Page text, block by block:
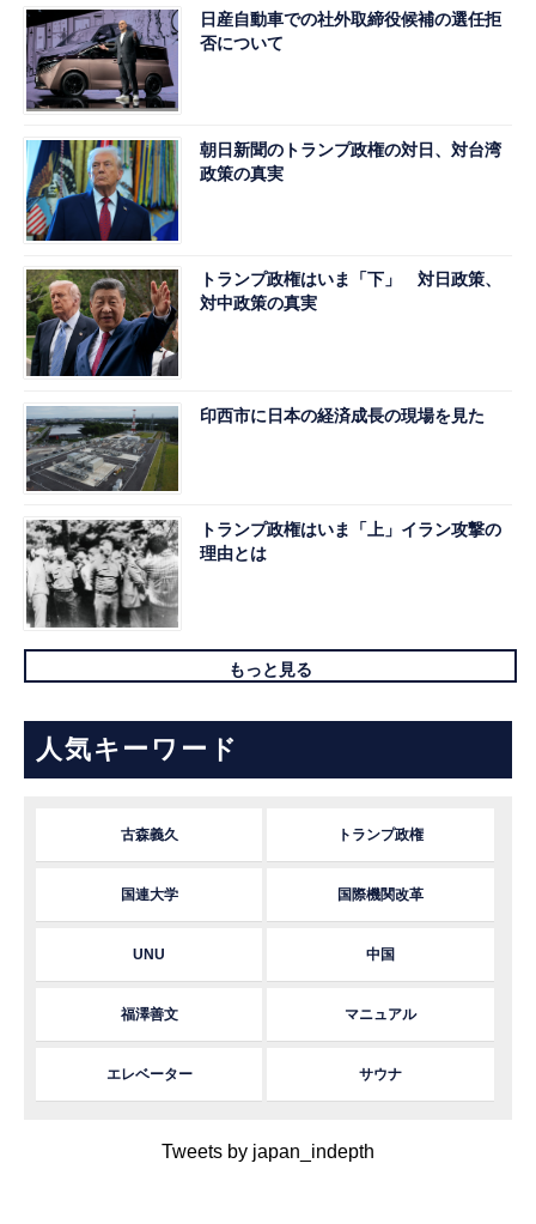
日産自動車での社外取締役候補の選任拒
否について
朝日新聞のトランプ政権の対日、対台湾
政策の真実
トランプ政権はいま「下」 対日政策、
対中政策の真実
印西市に日本の経済成長の現場を見た
トランプ政権はいま「上」イラン攻撃の
理由とは
もっと見る
人気キーワード
古森義久 トランプ政権
国連大学 国際機関改革
UNU 中国
福澤善文 マニュアル
エレベーター サウナ
Tweets by japan_indepth